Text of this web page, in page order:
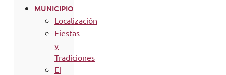
MUNICIPIO
Localización
Fiestas
y
Tradiciones
El